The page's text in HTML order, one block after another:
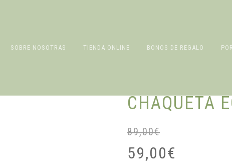
SOBRE NOSOTRAS TIENDA ONLINE BONOS DE REGALO
CHAQUETA
89,00€
59,00€